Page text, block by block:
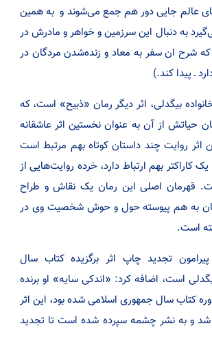
عالم جایی دور هم جمع می‌شوند و به همین
به دنبال این سرزمین و خواهر و مادرش در
که شرح ان سفر به معاد و زنده‌شدن مردگان در
ـ پیدا کند.)
بیگدلی، اثر دیگر رمان «ذبیح» است، که
حیاتش از آن به عنوان نخستین اثر عاشقانه
اثر روایت چند داستان کوتاه بهم مرتبط است
کاراکتر بهم ارتباط دارد، خرده روایت‌هایی از
قهرمان اصلی این رمان یک نقاش و طراح
به‌ هم پیوسته حول و حوش شخصیت وی در
است.
تجدید چاپ اثر برگزیده کتاب سال
است، اضافه کرد: «اندکی سایه» او برنده
کتاب سال جمهوری اسلامی شده بود، این اثر
شد و به نشر چشمه سپرده شده است تا تجدید